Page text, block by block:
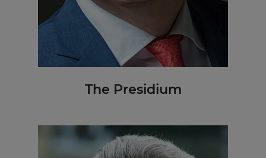
The Presidium